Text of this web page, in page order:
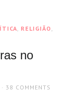
, RELIGIÃO ,
no
38 COMMENTS